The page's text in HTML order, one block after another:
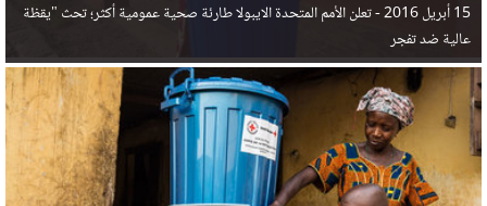
15 أبريل 2016 -
تعلن الأمم المتحدة الايبولا طارئة صحية عمومية أكثر؛ تحث "يقظة
عالية ضد تفجر